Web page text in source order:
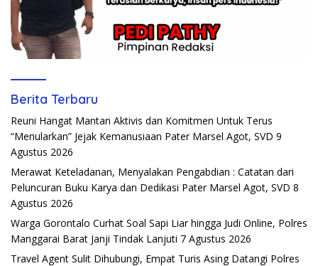
Berita Terbaru
Reuni Hangat Mantan Aktivis dan Komitmen Untuk Terus
“Menularkan” Jejak Kemanusiaan Pater Marsel Agot, SVD 9
Agustus 2026
Merawat Keteladanan, Menyalakan Pengabdian : Catatan dari
Peluncuran Buku Karya dan Dedikasi Pater Marsel Agot, SVD 8
Agustus 2026
Warga Gorontalo Curhat Soal Sapi Liar hingga Judi Online, Polres
Manggarai Barat Janji Tindak Lanjuti 7 Agustus 2026
Travel Agent Sulit Dihubungi, Empat Turis Asing Datangi Polres